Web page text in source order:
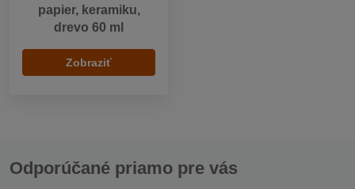
papier, keramiku,
drevo 60 ml
Zobraziť
Odporúčané priamo pre vás